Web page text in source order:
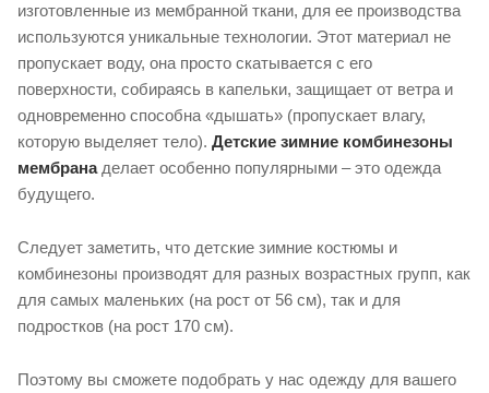
изготовленные из мембранной ткани, для ее производства
используются уникальные технологии. Этот материал не
пропускает воду, она просто скатывается с его
поверхности, собираясь в капельки, защищает от ветра и
одновременно способна «дышать» (пропускает влагу,
которую выделяет тело). Детские зимние комбинезоны
мембрана делает особенно популярными – это одежда
будущего.
Следует заметить, что детские зимние костюмы и
комбинезоны производят для разных возрастных групп, как
для самых маленьких (на рост от 56 см), так и для
подростков (на рост 170 см).
Поэтому вы сможете подобрать у нас одежду для вашего